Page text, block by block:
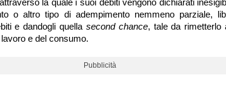
la quale i suoi debiti vengono dichiarati
o altro tipo di adempimento nemmeno parziale,
e dandogli quella second chance, tale da rimetterlo
e del consumo.
Pubblicità